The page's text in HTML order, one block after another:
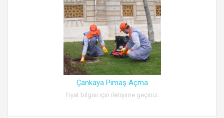
Çankaya Pimaş Açma
Fiyat bilgisi için iletişime geçiniz.